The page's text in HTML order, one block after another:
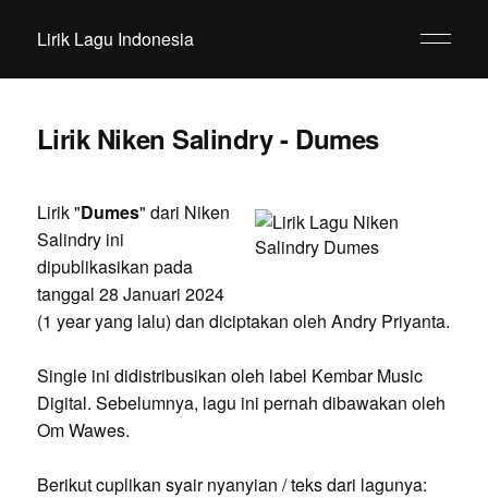
Lirik Lagu Indonesia
Lirik Niken Salindry - Dumes
Lirik "Dumes" dari Niken
Salindry ini
dipublikasikan pada
tanggal 28 Januari 2024
(1 year yang lalu) dan diciptakan oleh Andry Priyanta.
Single ini didistribusikan oleh label Kembar Music
Digital. Sebelumnya, lagu ini pernah dibawakan oleh
Om Wawes.
Berikut cuplikan syair nyanyian / teks dari lagunya: